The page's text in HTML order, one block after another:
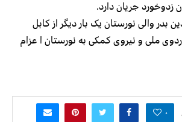
زدوخورد جریان دارد.
بدر والی نورستان یک بار دیگر از کابل
ملی و نیروی کمکی به نورستان ا عزام
۰